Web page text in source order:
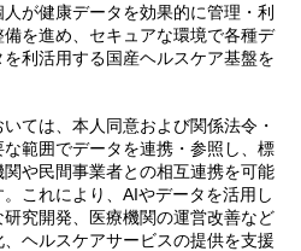
が健康データを効果的に管理・利
を進め、セキュアな環境で各種デ
利活用する国産ヘルスケア基盤を
ては、本人同意および関係法令・
範囲でデータを連携・参照し、標
や民間事業者との相互連携を可能
これにより、AIやデータを活用し
究開発、医療機関の運営改善など
ヘルスケアサービスの提供を支援